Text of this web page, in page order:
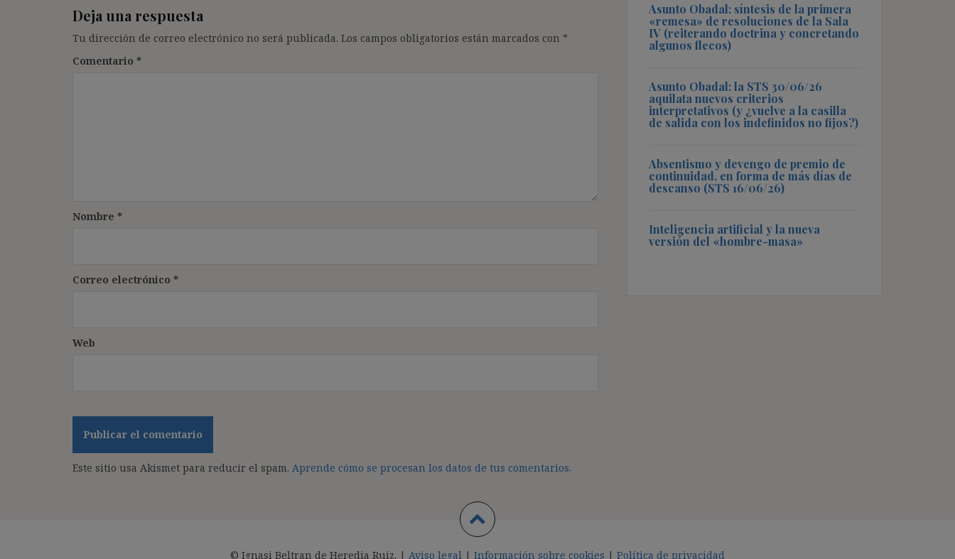
Deja una respuesta
Tu dirección de correo electrónico no será publicada. Los campos obligatorios están marcados con *
Comentario *
Nombre *
Correo electrónico *
Web
Este sitio usa Akismet para reducir el spam. Aprende cómo se procesan los datos de tus comentarios.
Asunto Obadal: síntesis de la primera
«remesa» de resoluciones de la Sala
IV (reiterando doctrina y concretando
algunos flecos)
Asunto Obadal: la STS 30/06/26
aquilata nuevos criterios
interpretativos (y ¿vuelve a la casilla
de salida con los indefinidos no fijos?)
Absentismo y devengo de premio de
continuidad, en forma de más días de
descanso (STS 16/06/26)
Inteligencia artificial y la nueva
versión del «hombre-masa»
© Ignasi Beltran de Heredia Ruiz. | Aviso legal | Información sobre cookies | Política de privacidad